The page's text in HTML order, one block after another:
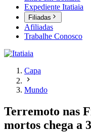
Expediente Itatiaia
Filiadas
Afiliadas
Trabalhe Conosco
Capa
Mundo
Terremoto nas
mortos chega a